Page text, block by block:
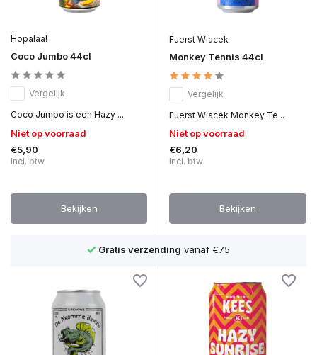
Hopalaa!
Coco Jumbo 44cl
Vergelijk
Coco Jumbo is een Hazy ...
Niet op voorraad
€5,90
Incl. btw
Bekijken
Fuerst Wiacek
Monkey Tennis 44cl
Vergelijk
Fuerst Wiacek Monkey Te...
Niet op voorraad
€6,20
Incl. btw
Bekijken
1500+ bieren